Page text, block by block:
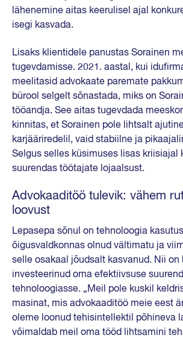
lähenemine aitas keerulisel ajal
isegi kasvada.
Lisaks klientidele panustas Sorainen
tugevdamisse. 2021. aastal, kui
meelitasid advokaate paremate
bürool selgelt sõnastada, miks on
tööandja. See aitas tugevdada
kinnitas, et Sorainen pole lihtsalt
karjääriredelil, vaid stabiilne ja
Selgus selles küsimuses lisas kriisiajal
suurendas töötajate lojaalsust.
Advokaaditöö tulevik: vähem
loovust
Lepasepa sõnul on tehnoloogia
õigusvaldkonnas olnud vältimatu ja
selle osakaal jõudsalt kasvanud. Nii on
investeerinud oma efektiivsuse
tehnoloogiasse. „Meil pole kuskil
masinat, mis advokaaditöö meie eest
oleme loonud tehisintellektil põhineva
võimaldab meil oma tööd lihtsamini